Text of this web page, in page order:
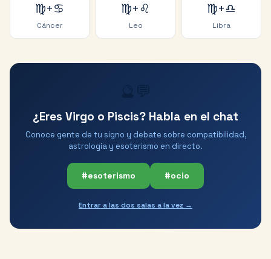
♍+♋
Cáncer
♍+♌
Leo
♍+♎
Libra
¿Eres Virgo o Piscis? Habla en el chat
Conoce gente de tu signo y debate sobre compatibilidad,
astrología y esoterismo en directo.
#esoterismo #ocio
Entrar a las dos salas a la vez →